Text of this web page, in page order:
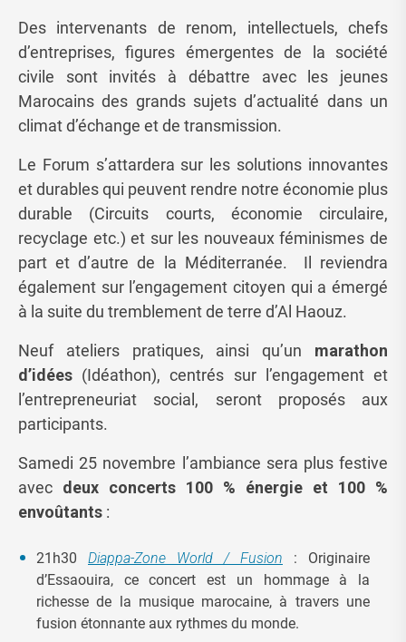
Des intervenants de renom, intellectuels, chefs
d’entreprises, figures émergentes de la société
civile sont invités à débattre avec les jeunes
Marocains des grands sujets d’actualité dans un
climat d’échange et de transmission.
Le Forum s’attardera sur les solutions innovantes
et durables qui peuvent rendre notre économie plus
durable (Circuits courts, économie circulaire,
recyclage etc.) et sur les nouveaux féminismes de
part et d’autre de la Méditerranée. Il reviendra
également sur l’engagement citoyen qui a émergé
à la suite du tremblement de terre d’Al Haouz.
Neuf ateliers pratiques, ainsi qu’un marathon
d’idées (Idéathon), centrés sur l’engagement et
l’entrepreneuriat social, seront proposés aux
participants.
Samedi 25 novembre l’ambiance sera plus festive
avec deux concerts 100 % énergie et 100 %
envoûtants :
21h30 Diappa-Zone World / Fusion : Originaire
d’Essaouira, ce concert est un hommage à la
richesse de la musique marocaine, à travers une
fusion étonnante aux rythmes du monde.